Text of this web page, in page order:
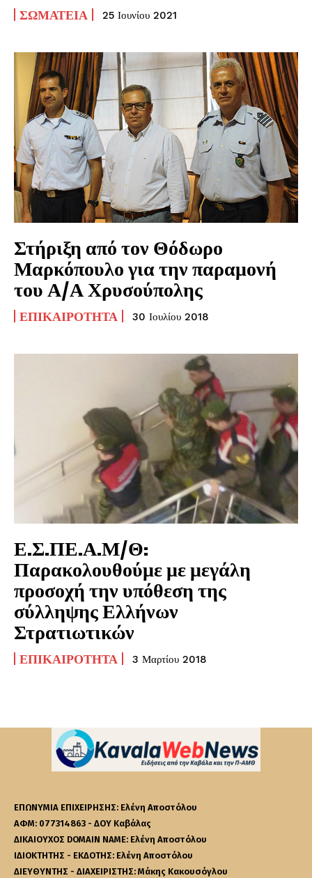
ΣΩΜΑΤΕΊΑ 25 Ιουνίου 2021
Στήριξη από τον Θόδωρο
Μαρκόπουλο για την παραμονή
του Α/Α Χρυσούπολης
ΕΠΙΚΑΙΡΌΤΗΤΑ 30 Ιουλίου 2018
Ε.Σ.ΠΕ.Α.Μ/Θ:
Παρακολουθούμε με μεγάλη
προσοχή την υπόθεση της
σύλληψης Ελλήνων
Στρατιωτικών
ΕΠΙΚΑΙΡΌΤΗΤΑ 3 Μαρτίου 2018
ΕΠΩΝΥΜΙΑ ΕΠΙΧΕΙΡΗΣΗΣ: Ελένη Αποστόλου
ΑΦΜ: 077314863 - ΔΟΥ Καβάλας
ΔΙΚΑΙΟΥΧΟΣ DOMAIN NAME: Ελένη Αποστόλου
ΙΔΙΟΚΤΗΤΗΣ - ΕΚΔΟΤΗΣ: Ελένη Αποστόλου
ΔΙΕΥΘΥΝΤΗΣ - ΔΙΑΧΕΙΡΙΣΤΗΣ: Μάκης Κακουσόγλου